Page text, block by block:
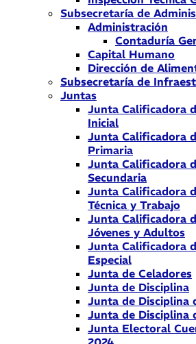
Subsecretaría de
Administración
Contaduría
Capital Humano
Dirección de
Subsecretaría de
Juntas
Junta Calificadora
Inicial
Junta Calificadora
Primaria
Junta Calificadora
Secundaria
Junta Calificadora
Técnica y Trabajo
Junta Calificadora
Jóvenes y Adultos
Junta Calificadora
Especial
Junta de Celadores
Junta de Disciplina
Junta de Disciplina
Junta de Disciplina
Junta Electoral